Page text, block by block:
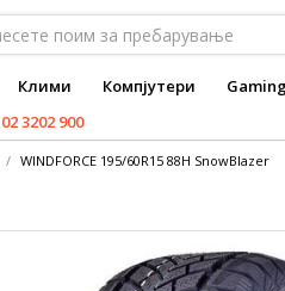
Клими Компјутери
3202 900
WINDFORCE 195/60R15 88H SnowBlazer